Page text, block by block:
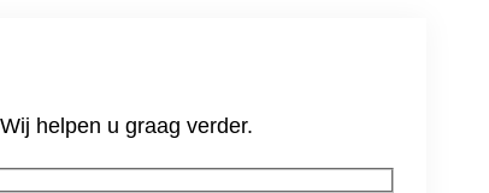
helpen u graag verder.